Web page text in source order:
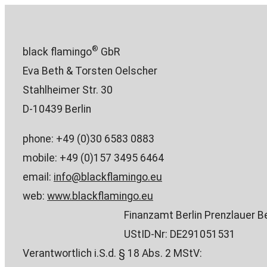
black flamingo® GbR
Eva Beth & Torsten Oelscher
Stahlheimer Str. 30
D-10439 Berlin
phone: +49 (0)30 6583 0883
mobile: +49 (0)157 3495 6464
email: info@blackflamingo.eu
web: www.blackflamingo.eu
Finanzamt Berlin Prenzlauer
UStID-Nr: DE291051531
Verantwortlich i.S.d. § 18 Abs. 2 MStV: